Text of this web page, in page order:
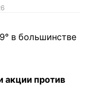
в большинстве
акции против